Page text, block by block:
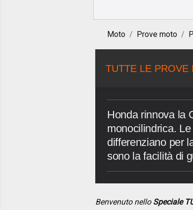
Moto Prove moto
TUTTE LE PROVE
Honda rinnova la
monocilindrica.
differenziano per
sono la facilità di
Benvenuto nello Speciale